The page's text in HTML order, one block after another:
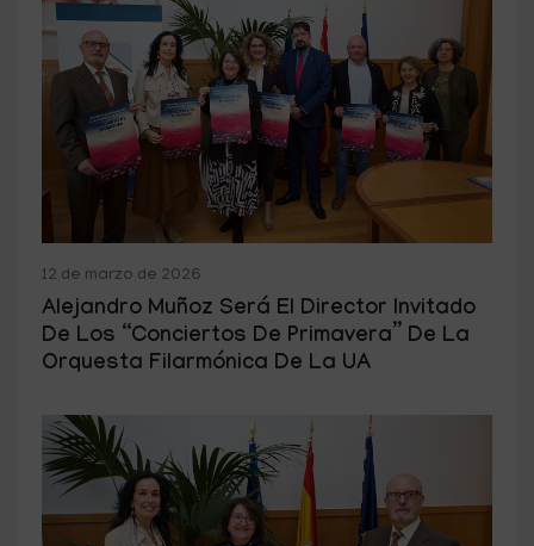
12 de marzo de 2026
Alejandro Muñoz Será El Director Invitado
De Los “Conciertos De Primavera” De La
Orquesta Filarmónica De La UA